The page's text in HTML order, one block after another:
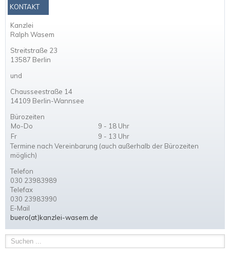
KONTAKT
Kanzlei
Ralph Wasem
Streitstraße 23
13587 Berlin
und
Chausseestraße 14
14109 Berlin-Wannsee
Bürozeiten
Mo-Do
9 - 18 Uhr
Fr
9 - 13 Uhr
Termine nach Vereinbarung (auch außerhalb der Bürozeiten
möglich)
Telefon
030 23983989
Telefax
030 23983990
E-Mail
buero(at)kanzlei-wasem.de